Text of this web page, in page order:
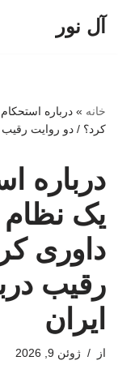
آل نور
خانه » درباره
کرد؟ / دو روایت رقیب
درباره
یک نظام
داوری
رقیب
ایران
از ژوئن 9, 2026